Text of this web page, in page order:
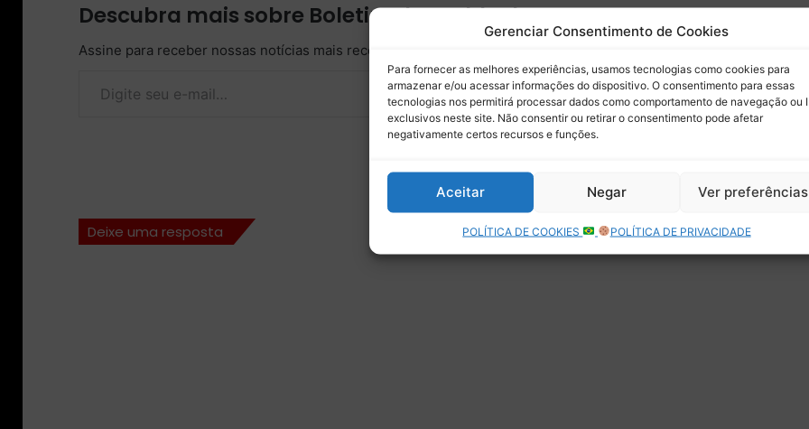
Gerenciar Consentimento de Cookies
Para fornecer as melhores experiências, usamos tecnologias como cookies para
armazenar e/ou acessar informações do dispositivo. O consentimento para essas
tecnologias nos permitirá processar dados como comportamento de navegação ou
exclusivos neste site. Não consentir ou retirar o consentimento pode afetar
negativamente certos recursos e funções.
Aceitar Negar Ver preferências
POLÍTICA DE COOKIES POLÍTICA DE PRIVACIDADE
Descubra mais sobre Boletim do Paddock
Assine para receber nossas notícias mais recentes por e-mail.
Assinar
Deixe uma resposta